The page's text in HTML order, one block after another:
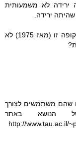
ירידה לא משמעותית
ירידה.
ואם אין תוצאה מובהקת סטטיסטית בתקופה זו (מאז 1975) לא
שהם משתמשים לצורך
הנושא באתר
http://www.tau.ac.il/